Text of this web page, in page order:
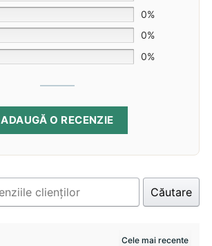
0%
0%
0%
ADAUGĂ O RECENZIE
Căutare